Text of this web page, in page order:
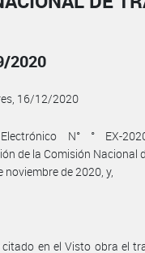
2020
16/12/2020
N° ° EX-
de la Comisión Nacional
noviembre de 2020, y,
citado en el Visto obra el